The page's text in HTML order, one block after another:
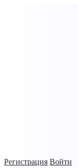
Регистрация Войти